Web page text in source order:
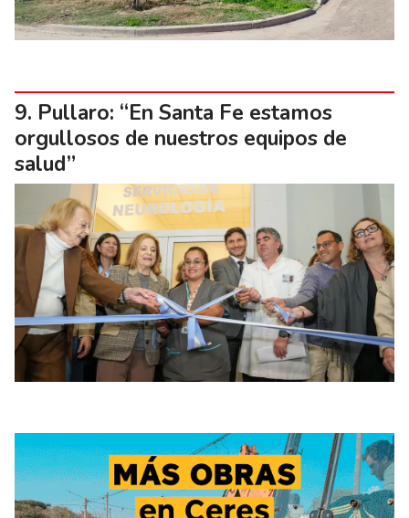
Pullaro: “En Santa Fe estamos
orgullosos de nuestros equipos de
salud”